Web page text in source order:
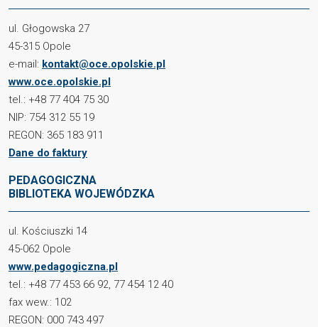
ul. Głogowska 27
45-315 Opole
e-mail: kontakt@oce.opolskie.pl
www.oce.opolskie.pl
tel.: +48 77 404 75 30
NIP: 754 312 55 19
REGON: 365 183 911
Dane do faktury
PEDAGOGICZNA
BIBLIOTEKA WOJEWÓDZKA
ul. Kościuszki 14
45-062 Opole
www.pedagogiczna.pl
tel.: +48 77 453 66 92, 77 454 12 40
fax wew.: 102
REGON: 000 743 497